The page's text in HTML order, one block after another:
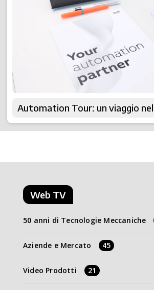
Automation Tour: un viaggio
Web TV
50 anni di Tecnologie Meccaniche
Aziende e Mercato 45
Video Prodotti 21